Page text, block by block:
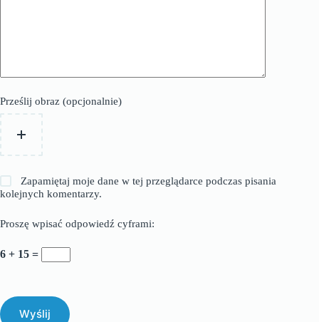
Prześlij obraz (opcjonalnie)
Zapamiętaj moje dane w tej przeglądarce podczas pisania
kolejnych komentarzy.
Proszę wpisać odpowiedź cyframi:
6 + 15 =
Wyślij